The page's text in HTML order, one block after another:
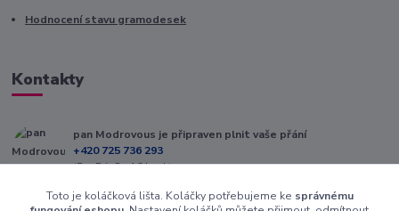
Hodnocení stavu gramodesek
Kontakty
pan Modrovous je připraven plnit vaše přání
+420 725 736 293
(Po-Pá, 8 - 16 hod.)
info@modrovous.cz
Toto je koláčková lišta. Koláčky potřebujeme ke správnému